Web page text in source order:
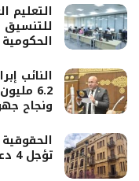
التعليم
للتنسيق
النائب
6.2
ونجاح
تؤجل 4 دعاوى طعن على قانون الإيجار القديم